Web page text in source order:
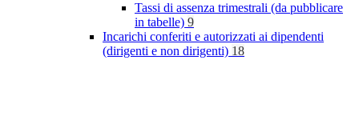
Tassi di assenza trimestrali (da pubblicare
in tabelle) 9
Incarichi conferiti e autorizzati ai dipendenti
(dirigenti e non dirigenti) 18